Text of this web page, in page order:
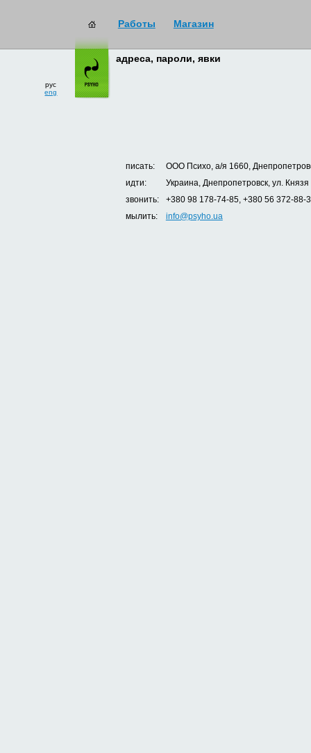
Работы Магазин
рус
eng
адреса, пароли, явки
писать:
ООО Психо, а/я 1660,
идти:
Украина, Днепропетровск, ул.
звонить:
+380 98 178-74-85, +380 56 372-88-
мылить:
info@psyho.ua